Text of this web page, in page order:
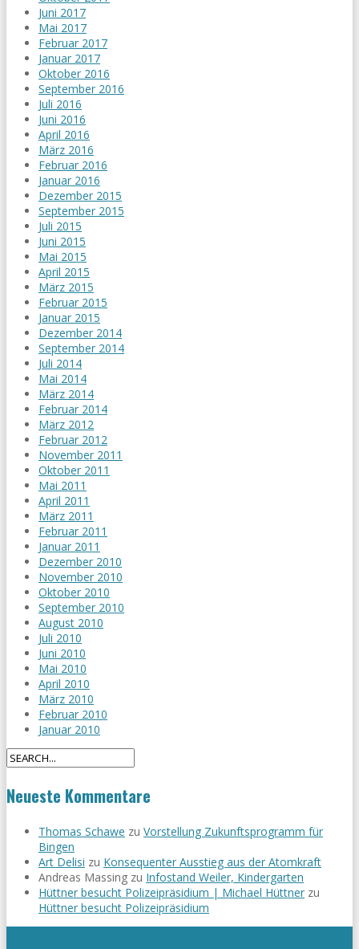
Juni 2017
Mai 2017
Februar 2017
Januar 2017
Oktober 2016
September 2016
Juli 2016
Juni 2016
April 2016
März 2016
Februar 2016
Januar 2016
Dezember 2015
September 2015
Juli 2015
Juni 2015
Mai 2015
April 2015
März 2015
Februar 2015
Januar 2015
Dezember 2014
September 2014
Juli 2014
Mai 2014
März 2014
Februar 2014
März 2012
Februar 2012
November 2011
Oktober 2011
Mai 2011
April 2011
März 2011
Februar 2011
Januar 2011
Dezember 2010
November 2010
Oktober 2010
September 2010
August 2010
Juli 2010
Juni 2010
Mai 2010
April 2010
März 2010
Februar 2010
Januar 2010
Neueste Kommentare
Thomas Schawe zu Vorstellung Zukunftsprogramm für
Bingen
Art Delisi zu Konsequenter Ausstieg aus der Atomkraft
Andreas Massing zu Infostand Weiler, Kindergarten
Hüttner besucht Polizeipräsidium | Michael Hüttner zu
Hüttner besucht Polizeipräsidium